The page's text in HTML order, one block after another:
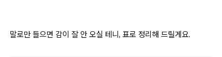
말로만 들으면 감이 잘 안 오실 테니, 표로 정리해 드릴게요.